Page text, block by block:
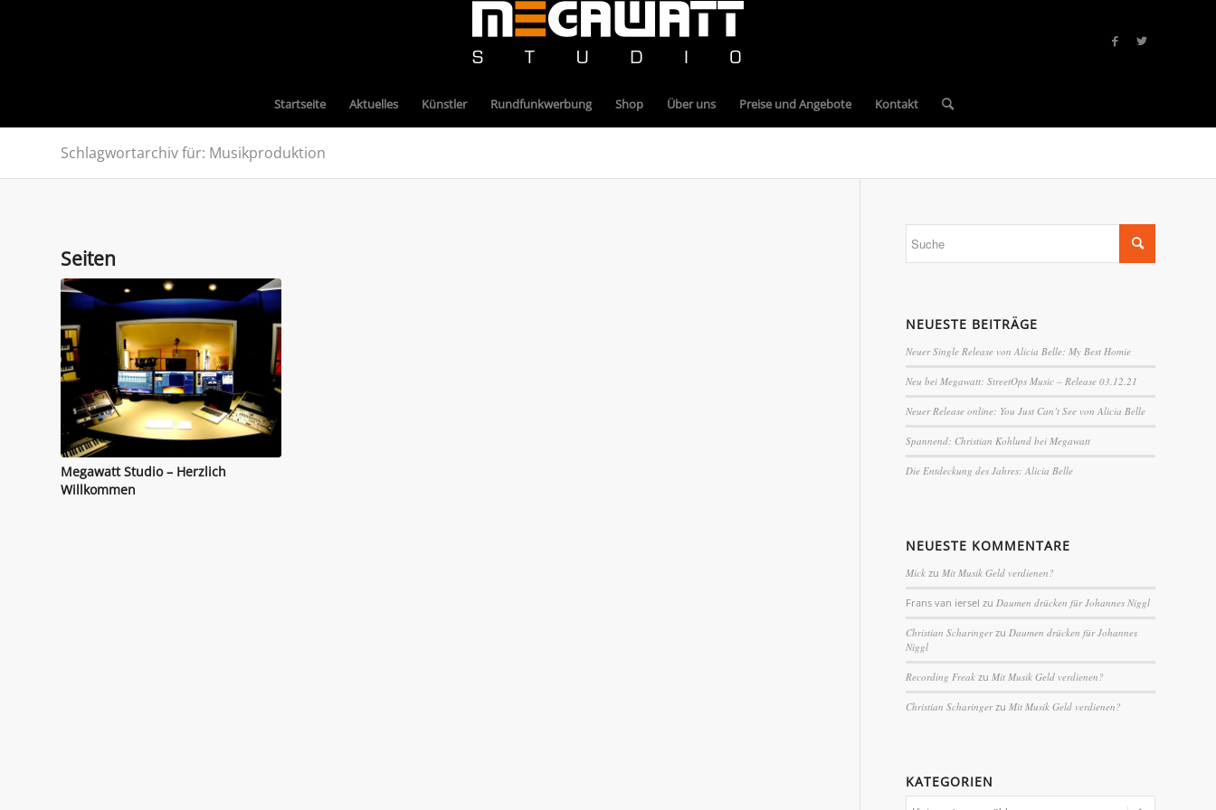
Startseite Aktuelles Künstler Rundfunkwerbung Shop Über uns Preise und Angebote Kontakt
Schlagwortarchiv für: Musikproduktion
Seiten
Megawatt Studio – Herzlich
Willkommen
NEUESTE BEITRÄGE
Neuer Single Release von Alicia Belle: My Best Homie
Neu bei Megawatt: StreetOps Music – Release 03.12.21
Neuer Release online: You Just Can’t See von Alicia Belle
Spannend: Christian Kohlund bei Megawatt
Die Entdeckung des Jahres: Alicia Belle
NEUESTE KOMMENTARE
Mick zuMit Musik Geld verdienen?
Frans van iersel zuDaumen drücken für Johannes Niggl
Christian ScharingerzuDaumen drücken für Johannes
Niggl
Recording Freak zuMit Musik Geld verdienen?
Christian ScharingerzuMit Musik Geld verdienen?
KATEGORIEN